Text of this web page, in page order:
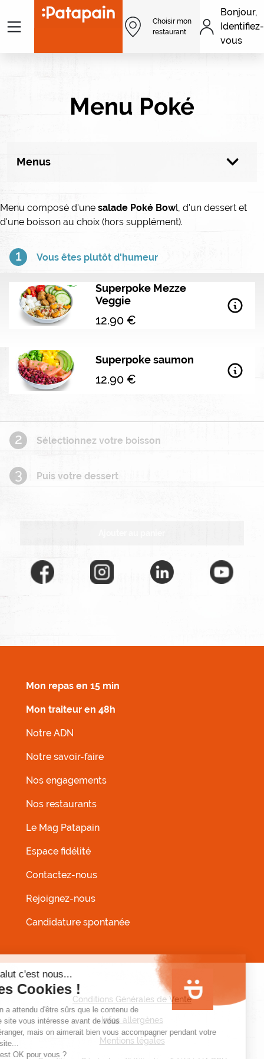
Aller au contenu principal
Menu
Choisir mon
restaurant
Bonjour,
Identifiez-
vous
Menu Poké
Menus
Menu composé d'une salade Poké Bowl, d'un dessert et
d'une boisson au choix (hors supplément).
1 Vous êtes plutôt d'humeur
Superpoke Mezze
Veggie
12.90 €
Infobulle
Superpoke saumon
12.90 €
Infobulle
2 Sélectionnez votre boisson
3 Puis votre dessert
Mon repas en 15 min
Mon traiteur en 48h
Notre ADN
Notre savoir-faire
Nos engagements
Nos restaurants
Le Mag Patapain
Espace fidélité
Contactez-nous
Rejoignez-nous
Candidature spontanée
MENU PIED DE PAGE
Conditions Générales de Vente
Infos allergènes
Mentions légales